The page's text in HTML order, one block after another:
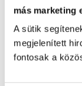
más marketing
A sütik
megjelenített
fontosak a